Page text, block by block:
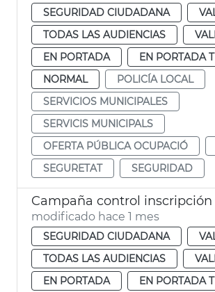
SEGURIDAD CIUDADANA
TODAS LAS AUDIENCIAS
EN PORTADA
EN PORTADA
NORMAL
POLICÍA LOCAL
SERVICIOS MUNICIPALES
SERVICIS MUNICIPALS
OFERTA PÚBLICA OCUPACIÓ
SEGURETAT
SEGURIDAD
modificado hace 1 mes
SEGURIDAD CIUDADANA
TODAS LAS AUDIENCIAS
EN PORTADA
EN PORTADA